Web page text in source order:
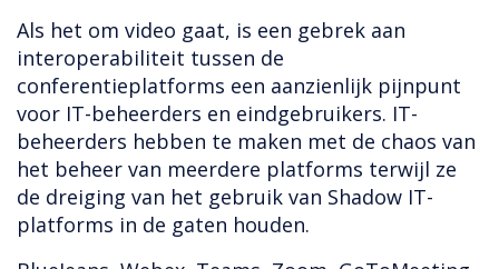
Als het om video gaat, is een gebrek aan
interoperabiliteit tussen de
conferentieplatforms een aanzienlijk pijnpunt
voor IT-beheerders en eindgebruikers. IT-
beheerders hebben te maken met de chaos van
het beheer van meerdere platforms terwijl ze
de dreiging van het gebruik van Shadow IT-
platforms in de gaten houden.